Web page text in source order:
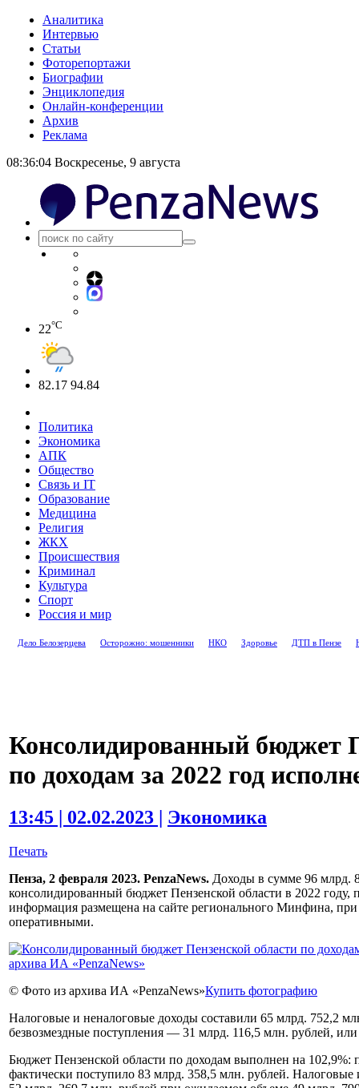
Аналитика
Интервью
Статьи
Фоторепортажи
Биографии
Энциклопедия
Онлайн-конференции
Архив
Реклама
08:36:04 Воскресенье, 9 августа
22°C
82.17 94.84
Политика
Экономика
АПК
Общество
Связь и IT
Образование
Медицина
Религия
ЖКХ
Происшествия
Криминал
Культура
Спорт
Россия и мир
Дело Белозерцева Осторожно: мошенники НКО Здоровье ДТП в Пензе
Консолидированный бюджет
по доходам за 2022 год
13:45 | 02.02.2023 | Экономика
Печать
Пенза, 2 февраля 2023. PenzaNews. Доходы в сумме 96 млрд.
консолидированный бюджет Пензенской области в 2022
информация размещена на сайте регионального Минфина, при
оперативными.
© Фото из архива ИА «PenzaNews»Купить фотографию
Налоговые и неналоговые доходы составили 65 млрд. 752,2
безвозмездные поступления — 31 млрд. 116,5 млн. рублей,
Бюджет Пензенской области по доходам выполнен на 102,9%:
фактически поступило 83 млрд. 358,5 млн. рублей.